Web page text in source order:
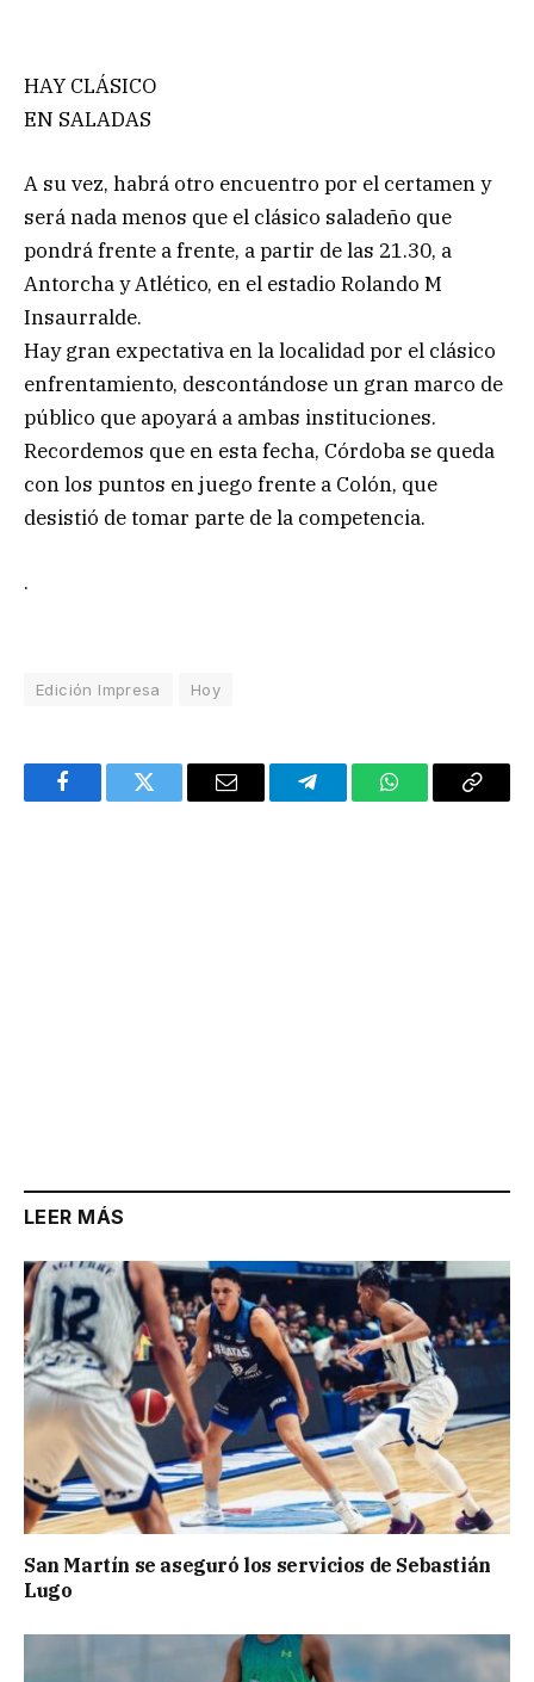
HAY CLÁSICO
EN SALADAS
A su vez, habrá otro encuentro por el certamen y
será nada menos que el clásico saladeño que
pondrá frente a frente, a partir de las 21.30, a
Antorcha y Atlético, en el estadio Rolando M
Insaurralde.
Hay gran expectativa en la localidad por el clásico
enfrentamiento, descontándose un gran marco de
público que apoyará a ambas instituciones.
Recordemos que en esta fecha, Córdoba se queda
con los puntos en juego frente a Colón, que
desistió de tomar parte de la competencia.
.
Edición Impresa Hoy
FacebookTwitter Email TelegramWhatsAppCopy
LEER MÁS
San Martín se aseguró los servicios de Sebastián
Lugo